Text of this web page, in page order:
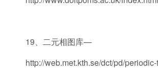
19、二元相图库—
http://web.met.kth.se/dct/pd/